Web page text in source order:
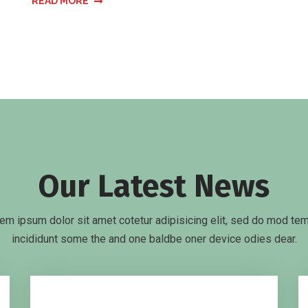
Our Latest News
ipsum dolor sit amet cotetur adipisicing elit, sed do mod
incididunt some the and one baldbe oner device odies dear.